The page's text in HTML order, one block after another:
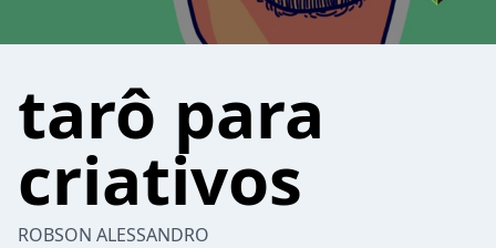
tarô para
criativos
ROBSON ALESSANDRO